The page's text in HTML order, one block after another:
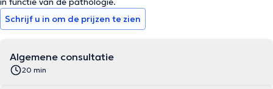
Schrijf u in om de prijzen te zien
Algemene consultatie
20 min